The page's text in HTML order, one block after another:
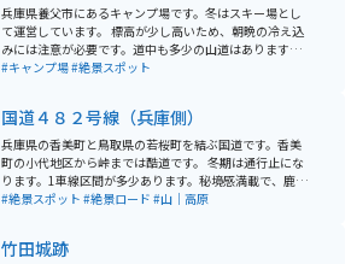
兵庫県養父市にあるキャンプ場です。冬はスキー場とし
て運営しています。 標高が少し高いため、朝晩の冷え込
みには注意が必要です。道中も多少の山道はあります
が、大型乗用車でも問題なく通行できます。夜の星空は
#キャンプ場#絶景スポット
国道４８２号線（兵庫側）
兵庫県の香美町と鳥取県の若桜町を結ぶ国道です。香美
町の小代地区から峠までは酷道です。 冬期は通行止にな
ります。1車線区間が多少あります。秘境感満載で、鹿や
熊が出てきそうな雰囲気です。携帯電話は届かない可能
はライダーがちらほらいます。
#絶景スポット #絶景ロード #山｜高原
竹田城跡